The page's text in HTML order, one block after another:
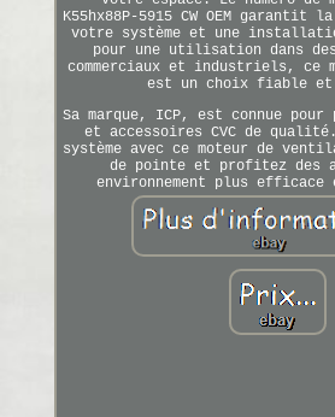
K55hx88P-5915 CW OEM
votre système et une
pour une utilisation dans des
commerciaux et industriels, ce
est un choix fiable et
Sa marque, ICP, est connue
et accessoires CVC de
système avec ce moteur de
de pointe et profitez des
environnement plus